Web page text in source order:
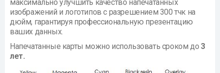
максимально улучшить качество напечатанных
изображений и логотипов с разрешением 300 тчк на
дюйм, гарантируя профессиональную презентацию
ваших данных.
Напечатанные карты можно использовать сроком до 3
лет.